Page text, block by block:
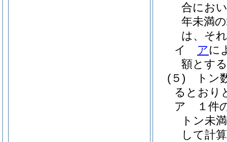
合にお
年未満
は、そ
イ
アに
額とす
(５)
トン
るとおり
ア
１件
トン未
して計